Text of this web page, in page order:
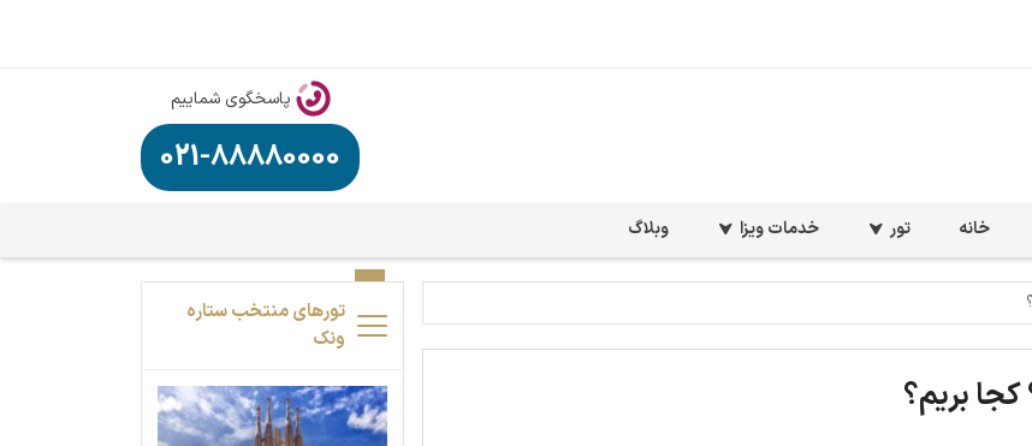
پاسخگوی شماییم
021-88880000
خانه تور خدمات ویزا وبلاگ
کجا بریم؟
تورهای منتخب ستاره
ونک